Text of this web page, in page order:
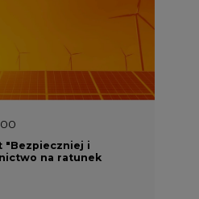
"Bezpieczniej i
na ratunek